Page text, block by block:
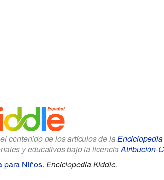
contenido de los artículos de la
y educativos bajo la licenciaAtribución-
para Niños. Enciclopedia Kiddle.